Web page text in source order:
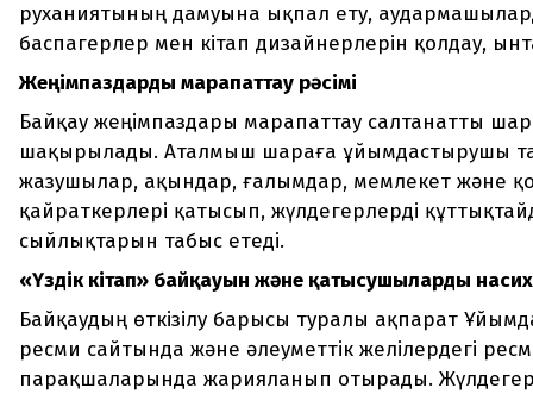
руханиятының дамуына ықпал ету,
баспагерлер мен кітап дизайнерлерін қолдау,
Жеңімпаздарды марапаттау рәсімі
Байқау жеңімпаздары марапаттау салтанатты
шақырылады. Аталмыш шараға ұйымдастырушы
жазушылар, ақындар, ғалымдар, мемлекет және
қайраткерлері қатысып, жүлдегерлерді
сыйлықтарын табыс етеді.
«Үздік кітап» байқауын және қатысушыларды
Байқаудың өткізілу барысы туралы ақпарат
ресми сайтында және әлеуметтік желілердегі
парақшаларында жарияланып отырады.